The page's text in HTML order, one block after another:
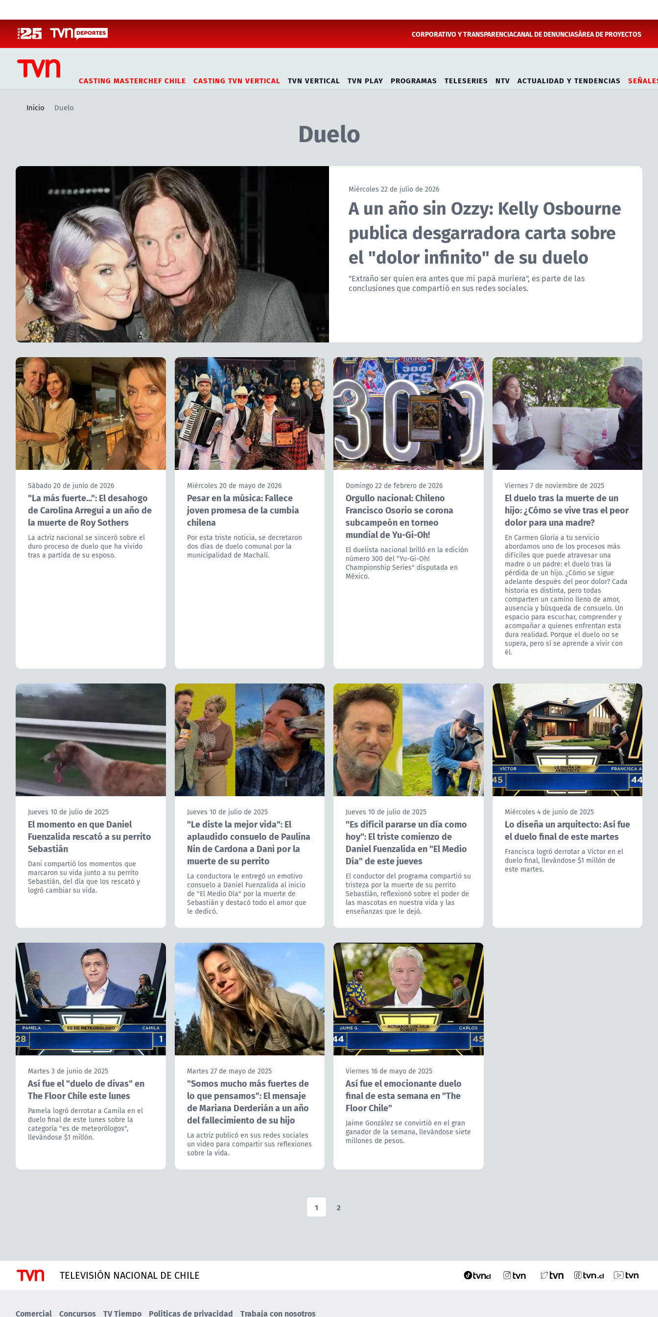
CORPORATIVO Y TRANSPARENCIACANAL DE DENUNCIASÁREA DE PROYECTOS
CASTING MASTERCHEF CHILE CASTING TVN VERTICAL TVN VERTICAL TVN PLAY PROGRAMAS TELESERIES NTV ACTUALIDAD Y TENDENCIAS
Inicio Duelo
Duelo
Artículos relacionados con Duelo
Miércoles 22 de julio de 2026
A un año sin Ozzy: Kelly Osbourne
publica desgarradora carta sobre
el "dolor infinito" de su duelo
"Extraño ser quien era antes que mi papá muriera", es parte de las
conclusiones que compartió en sus redes sociales.
Sábado 20 de junio de 2026
"La más fuerte...": El desahogo
de Carolina Arregui a un año de
la muerte de Roy Sothers
La actriz nacional se sinceró sobre el
duro proceso de duelo que ha vivido
tras a partida de su esposo.
Miércoles 20 de mayo de 2026
Pesar en la música: Fallece
joven promesa de la cumbia
chilena
Por esta triste noticia, se decretaron
dos días de duelo comunal por la
municipalidad de Machalí.
Domingo 22 de febrero de 2026
Orgullo nacional: Chileno
Francisco Osorio se corona
subcampeón en torneo
mundial de Yu-Gi-Oh!
El duelista nacional brilló en la edición
número 300 del "Yu-Gi-Oh!
Championship Series" disputada en
México.
Viernes 7 de noviembre de 2025
El duelo tras la muerte de un
hijo: ¿Cómo se vive tras el peor
dolor para una madre?
En Carmen Gloria a tu servicio
abordamos uno de los procesos más
difíciles que puede atravesar una
madre o un padre: el duelo tras la
pérdida de un hijo. ¿Cómo se sigue
adelante después del peor dolor? Cada
historia es distinta, pero todas
comparten un camino lleno de amor,
ausencia y búsqueda de consuelo. Un
espacio para escuchar, comprender y
acompañar a quienes enfrentan esta
dura realidad. Porque el duelo no se
supera, pero sí se aprende a vivir con
él.
Jueves 10 de julio de 2025
El momento en que Daniel
Fuenzalida rescató a su perrito
Sebastián
Dani compartió los momentos que
marcaron su vida junto a su perrito
Sebastián, del día que los rescató y
logró cambiar su vida.
Jueves 10 de julio de 2025
"Le diste la mejor vida": El
aplaudido consuelo de Paulina
Nin de Cardona a Dani por la
muerte de su perrito
La conductora le entregó un emotivo
consuelo a Daniel Fuenzalida al inicio
de "El Medio Día" por la muerte de
Sebastián y destacó todo el amor que
le dedicó.
Jueves 10 de julio de 2025
"Es difícil pararse un día como
hoy": El triste comienzo de
Daniel Fuenzalida en "El Medio
Día" de este jueves
El conductor del programa compartió su
tristeza por la muerte de su perrito
Sebastián, reflexionó sobre el poder de
las mascotas en nuestra vida y las
enseñanzas que le dejó.
Miércoles 4 de junio de 2025
Lo diseña un arquitecto: Así fue
el duelo final de este martes
Francisca logró derrotar a Víctor en el
duelo final, llevándose $1 millón de
este martes.
Martes 3 de junio de 2025
Así fue el "duelo de divas" en
The Floor Chile este lunes
Pamela logró derrotar a Camila en el
duelo final de este lunes sobre la
categoría "es de meteorólogos",
llevándose $1 millón.
Martes 27 de mayo de 2025
"Somos mucho más fuertes de
lo que pensamos": El mensaje
de Mariana Derderián a un año
del fallecimiento de su hijo
La actriz publicó en sus redes sociales
un video para compartir sus reflexiones
sobre la vida.
Viernes 16 de mayo de 2025
Así fue el emocionante duelo
final de esta semana en "The
Floor Chile"
Jaime González se convirtió en el gran
ganador de la semana, llevándose siete
millones de pesos.
1 2
TELEVISIÓN NACIONAL DE CHILE
Comercial Concursos TV Tiempo Políticas de privacidad Trabaja con nosotros